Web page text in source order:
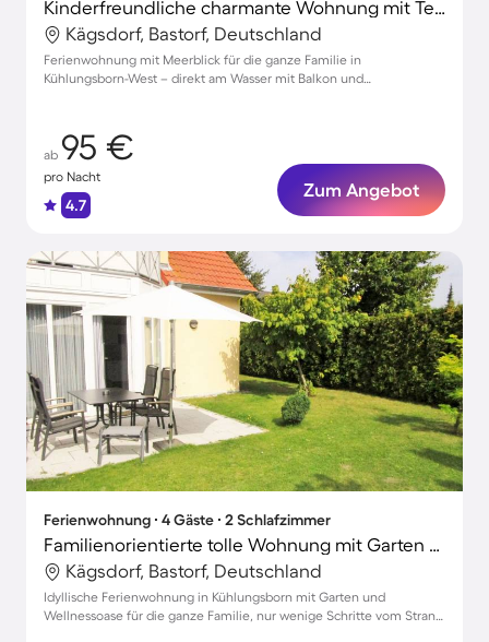
Kinderfreundliche charmante Wohnung mit Terrasse | Strandblick | Strand in der Nähe
Kägsdorf, Bastorf, Deutschland
Ferienwohnung mit Meerblick für die ganze Familie in
Kühlungsborn-West – direkt am Wasser mit Balkon und
ab 95 €
pro Nacht
4.7
Zum Angebot
Ferienwohnung ∙ 4 Gäste ∙ 2 Schlafzimmer
Familienorientierte tolle Wohnung mit Garten und Terrasse | Haustiere sind willkommen
Kägsdorf, Bastorf, Deutschland
Idyllische Ferienwohnung in Kühlungsborn mit Garten und
Wellnessoase für die ganze Familie, nur wenige Schritte vom Strand